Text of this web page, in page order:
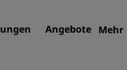
Angebote Mehr